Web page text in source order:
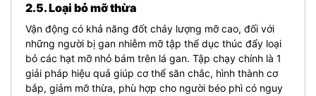
2.5. Loại bỏ mỡ thừa
Vận động có khả năng đốt cháy lượng mỡ cao, đối với
những người bị gan nhiễm mỡ tập thể dục thúc đẩy loại
bỏ các hạt mỡ nhỏ bám trên lá gan. Tập chạy chính là 1
giải pháp hiệu quả giúp cơ thể săn chắc, hình thành cơ
bắp, giảm mỡ thừa, phù hợp cho người béo phì có nguy